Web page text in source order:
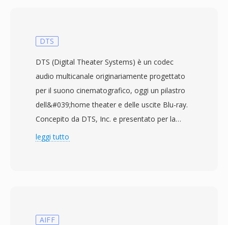
DTS
DTS (Digital Theater Systems) è un codec
audio multicanale originariamente progettato
per il suono cinematografico, oggi un pilastro
dell&#039;home theater e delle uscite Blu-ray.
Concepito da DTS, Inc. e presentato per la
prima volta al cinema nel 1993 in occasione del
aggressiva, DTS assegna un budget dati più
leggi tutto
AIFF